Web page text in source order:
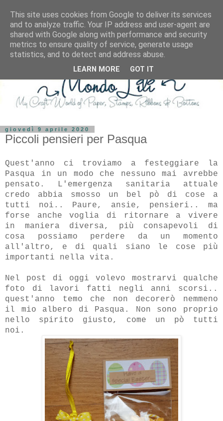
giovedì 9 aprile 2020
Piccoli pensieri per Pasqua
Quest'anno ci troviamo a festeggiare la
Pasqua in un modo che nessuno mai avrebbe
pensato. L'emergenza sanitaria attuale
credo abbia smosso un bel pò di cose a
tutti noi.. Paure, ansie, pensieri.. ma
forse anche voglia di ritornare a vivere
in maniera diversa, più consapevoli di
cosa possiamo perdere da un momento
all'altro, e di quali siano le cose più
importanti nella vita.
Nel post di oggi volevo mostrarvi qualche
foto di lavori fatti negli anni scorsi..
quest'anno temo che non decorerò nemmeno
il mio albero di Pasqua. Non sono proprio
nello spirito giusto, come un pò tutti
noi.
This site uses cookies from Google to deliver its services
and to analyze traffic. Your IP address and user-agent are
shared with Google along with performance and security
metrics to ensure quality of service, generate usage
statistics, and to detect and address abuse.
LEARN MORE GOT IT